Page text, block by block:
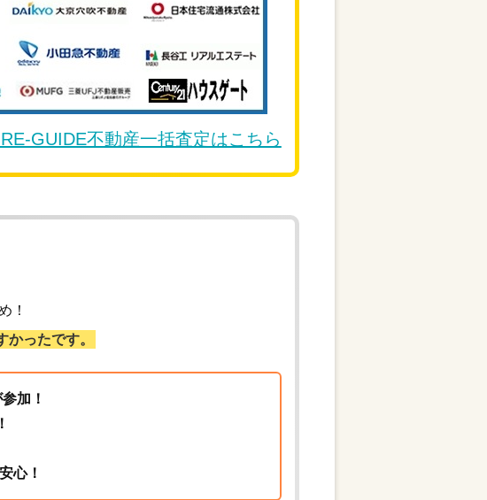
GUIDE不動産一括査定はこちら
！
ったです。
加！
心！